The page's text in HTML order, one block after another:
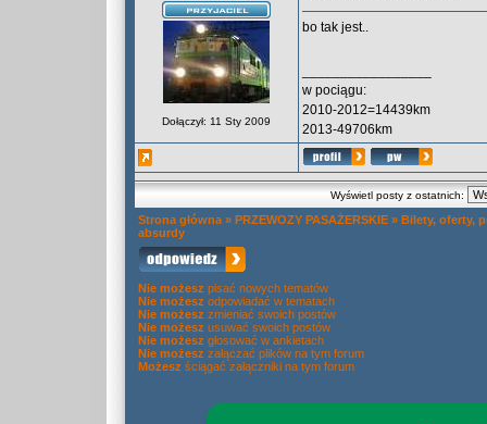
Dołączył: 11 Sty 2009
bo tak jest..
w pociągu:
2010-2012=14439km
2013-49706km
Wyświetl posty z ostatnich:
Strona główna » PRZEWOZY PASAŻERSKIE » Bilety, oferty,
absurdy
Nie możesz pisać nowych tematów
Nie możesz odpowiadać w tematach
Nie możesz zmieniać swoich postów
Nie możesz usuwać swoich postów
Nie możesz głosować w ankietach
Nie możesz załączać plików na tym forum
Możesz ściągać załączniki na tym forum